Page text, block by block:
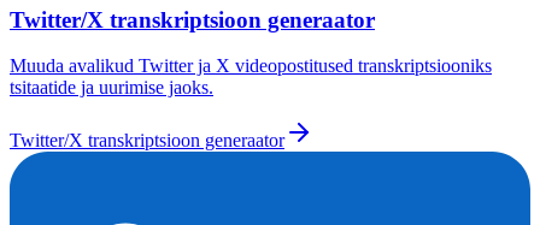
Twitter/X transkriptsioon generaator
Muuda avalikud Twitter ja X videopostitused transkriptsiooniks
tsitaatide ja uurimise jaoks.
Twitter/X transkriptsioon generaator